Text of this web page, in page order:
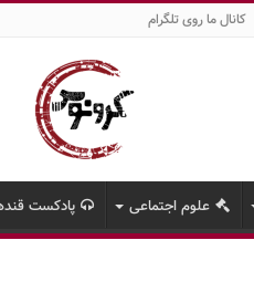
کانال ما روی تلگرام
علوم اجتماعی پادکست